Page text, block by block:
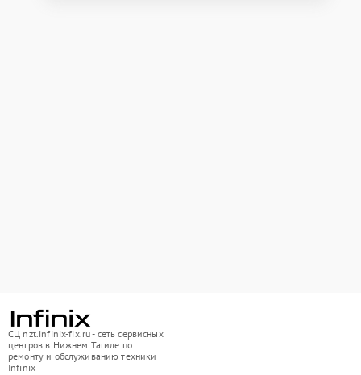
СЦ nzt.infinix-fix.ru - сеть сервисных
центров в Нижнем Тагиле по
ремонту и обслуживанию техники
Infinix